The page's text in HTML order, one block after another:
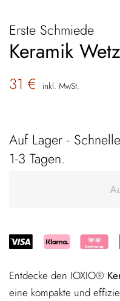
Erste Schmiede
Keramik
Normaler
31 € Sonderpreis
inkl. MwSt.
Auf Lager -
1-3 Tagen.
Entdecke den IOXIO®
eine kompakte und